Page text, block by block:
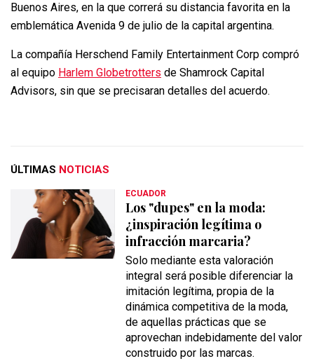
Buenos Aires, en la que correrá su distancia favorita en la
emblemática Avenida 9 de julio de la capital argentina.
La compañía Herschend Family Entertainment Corp compró
al equipo Harlem Globetrotters de Shamrock Capital
Advisors, sin que se precisaran detalles del acuerdo.
ÚLTIMAS NOTICIAS
ECUADOR
Los "dupes" en la moda:
¿inspiración legítima o
infracción marcaria?
Solo mediante esta valoración
integral será posible diferenciar la
imitación legítima, propia de la
dinámica competitiva de la moda,
de aquellas prácticas que se
aprovechan indebidamente del valor
construido por las marcas.